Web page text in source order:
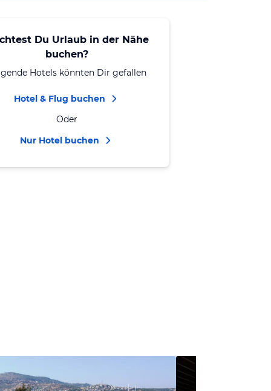
Du Urlaub in der Nähe
buchen?
Hotels könnten Dir gefallen
Hotel & Flug buchen
Oder
Nur Hotel buchen